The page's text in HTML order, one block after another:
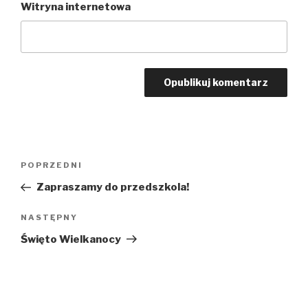
Witryna internetowa
Nawigacja
Poprzedni
wpis
POPRZEDNI
Zapraszamy do przedszkola!
Następny
wpis
NASTĘPNY
Święto Wielkanocy